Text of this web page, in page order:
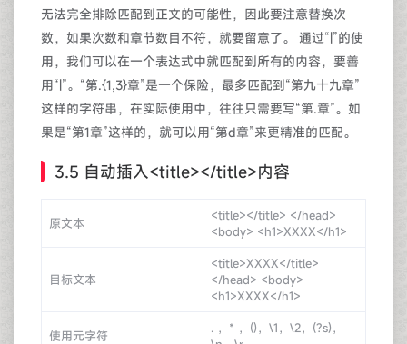
无法完全排除匹配到正文的可能性，因此要注意替换次
数，如果次数和章节数目不符，就要留意了。 通过“|”的使
用，我们可以在一个表达式中就匹配到所有的内容，要善
用“|”。“第.{1,3}章”是一个保险，最多匹配到“第九十九章”
这样的字符串，在实际使用中，往往只需要写“第.章”。如
果是“第1章”这样的，就可以用“第d章”来更精准的匹配。
3.5 自动插入<title></title>内容
原文本
<title></title> </head>
<body> <h1>XXXX</h1>
目标文本
<title>XXXX</title>
</head> <body>
<h1>XXXX</h1>
使用元字符
. ，* ，()，\1，\2，(?s)，